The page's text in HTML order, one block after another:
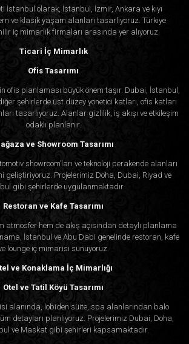
İstanbul olarak, İstanbul, İzmir, Ankara ve kıyı
ve klasik yaşam alanları tasarlıyoruz. Türkiye
iç mimarlık firmaları arasında yer alıyoruz.
Ticari İç Mimarlık
Ofis Tasarımı
ofis planlaması büyük önem taşır. Dubai, İstanbul,
şehirlerde üst düzey yönetici katları, ofis katları
tasarlıyoruz. Alanlar gizlilik, iş akışı ve etkileşim
odaklı planlanır.
ve Showroom Tasarımı
showroom’ları ve teknoloji perakende alanları
geliştiriyoruz. Projelerimiz Doha, Dubai, Riyad ve
gibi şehirlerde uygulanmaktadır.
Restoran ve Kafe Tasarımı
atmosfer hem de akış açısından detaylı planlama
İstanbul ve Abu Dabi genelinde restoran, kafe
lounge iç mimarisi sunuyoruz.
ve Konaklama İç Mimarlığı
Otel ve Tatil Köyü Tasarımı
alanında, lobiden süite, spa alanlarından balo
detayları planlıyoruz. Projelerimiz Dubai, Doha,
ve Maskat gibi şehirleri kapsamaktadır.